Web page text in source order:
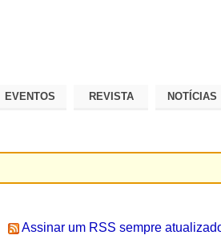
EVENTOS REVISTA NOTÍCIAS
Assinar um RSS sempre